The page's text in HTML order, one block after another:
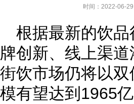
时间：2022-06-
根据最新的饮
牌创新、线上渠
街饮市场仍将以
模有望达到1965